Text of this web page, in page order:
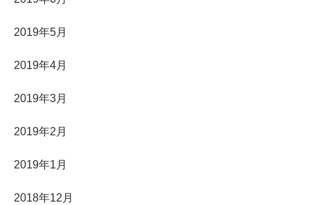
2019年5月
2019年4月
2019年3月
2019年2月
2019年1月
2018年12月